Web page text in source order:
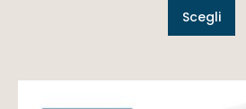
Scegli